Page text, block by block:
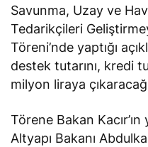
Savunma, Uzay ve
Tedarikçileri
Töreni’nde yaptığı
destek tutarını, kredi
milyon liraya
Törene Bakan Kacır’ın
Altyapı Bakanı